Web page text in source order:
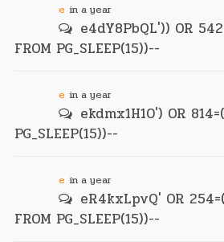
e in a year
e4dY8PbQL')) OR
FROM PG_SLEEP(15))--
e in a year
ekdmx1H10') OR
PG_SLEEP(15))--
e in a year
eR4kxLpvQ' OR
FROM PG_SLEEP(15))--